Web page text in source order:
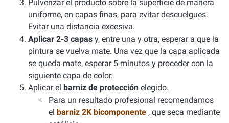
Pulverizar el producto sobre la superficie de manera
uniforme, en capas finas, para evitar descuelgues.
Evitar una distancia excesiva.
Aplicar 2-3 capas y, entre una y otra, esperar a que la
pintura se vuelva mate. Una vez que la capa aplicada
se queda mate, esperar 5 minutos y proceder con la
siguiente capa de color.
Aplicar el barniz de protección elegido.
Para un resultado profesional recomendamos
el barniz 2K bicomponente , que seca mediante